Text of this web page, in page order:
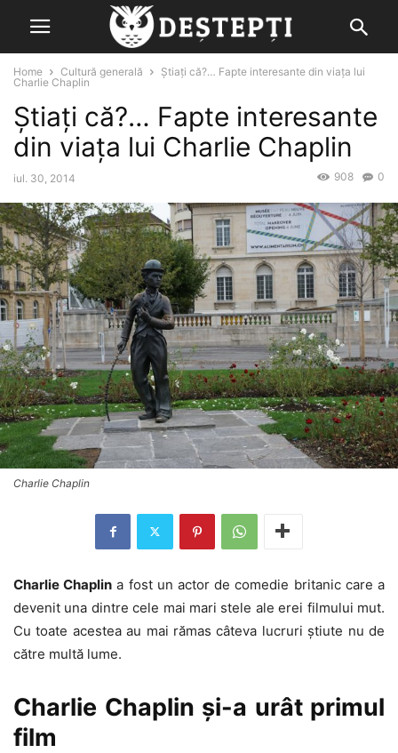
Home Cultură generală
Ştiaţi că?… Fapte interesante din viața lui
Charlie Chaplin
Ştiaţi că?… Fapte interesante
din viața lui Charlie Chaplin
iul. 30, 2014 0
908
Charlie Chaplin
Charlie Chaplin a fost un actor de comedie britanic care a
devenit una dintre cele mai mari stele ale erei filmului mut.
Cu toate acestea au mai rămas câteva lucruri ştiute nu de
către multă lume.
Charlie Chaplin şi-a urât primul
film